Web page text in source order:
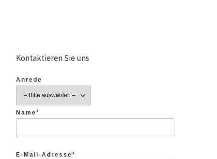
Kontaktieren Sie uns
Anrede
Name*
E-Mail-Adresse*